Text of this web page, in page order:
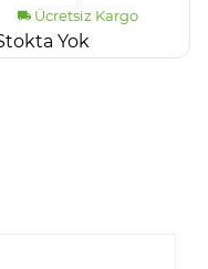
Ücretsiz Kargo